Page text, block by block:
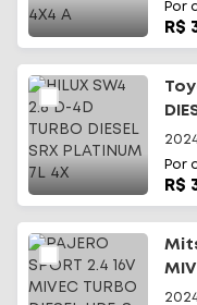
Por
R$
Por
R$